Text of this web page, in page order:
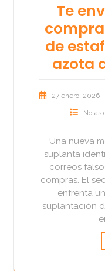
Te
de
azota
27 enero, 2026
Notas
Una nueva
suplanta
correos
compras. El
enfrenta
suplantación